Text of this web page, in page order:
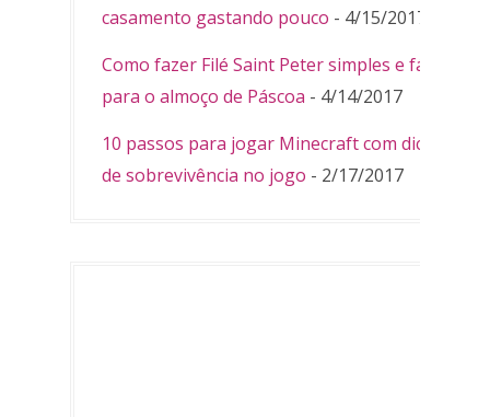
casamento gastando pouco - 4/15/2017
Como fazer Filé Saint Peter simples e fácil
para o almoço de Páscoa - 4/14/2017
10 passos para jogar Minecraft com dicas
de sobrevivência no jogo - 2/17/2017